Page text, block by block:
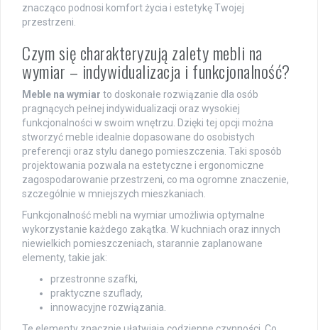
znacząco podnosi komfort życia i estetykę Twojej
przestrzeni.
Czym się charakteryzują zalety mebli na
wymiar – indywidualizacja i funkcjonalność?
Meble na wymiar to doskonałe rozwiązanie dla osób
pragnących pełnej indywidualizacji oraz wysokiej
funkcjonalności w swoim wnętrzu. Dzięki tej opcji można
stworzyć meble idealnie dopasowane do osobistych
preferencji oraz stylu danego pomieszczenia. Taki sposób
projektowania pozwala na estetyczne i ergonomiczne
zagospodarowanie przestrzeni, co ma ogromne znaczenie,
szczególnie w mniejszych mieszkaniach.
Funkcjonalność mebli na wymiar umożliwia optymalne
wykorzystanie każdego zakątka. W kuchniach oraz innych
niewielkich pomieszczeniach, starannie zaplanowane
elementy, takie jak:
przestronne szafki,
praktyczne szuflady,
innowacyjne rozwiązania.